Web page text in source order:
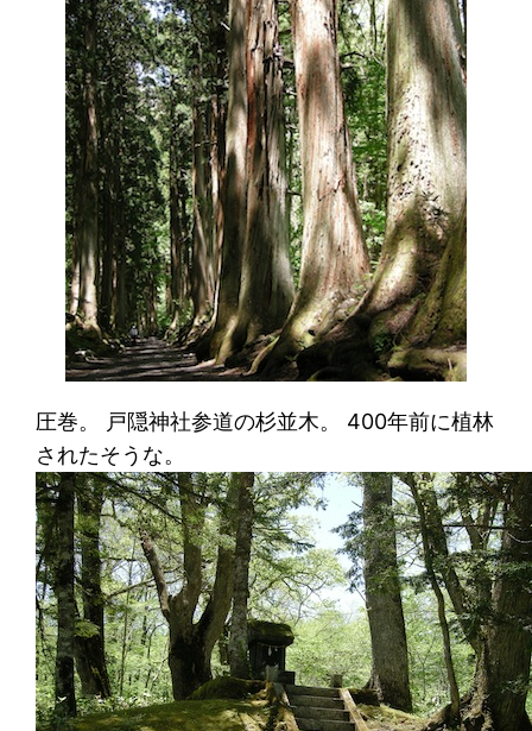
圧巻。 戸隠神社参道の杉並木。 400年前に植林
されたそうな。